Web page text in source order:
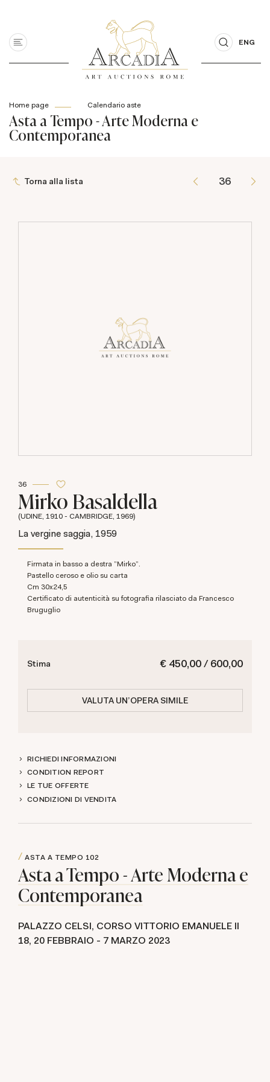
ENG
Home page Calendario aste
Asta a Tempo - Arte Moderna e
Contemporanea
Torna alla lista
36
Mirko Basaldella
(UDINE, 1910 - CAMBRIDGE, 1969)
La vergine saggia, 1959
Firmata in basso a destra "Mirko".
Pastello ceroso e olio su carta
cm 30x24,5
Certificato di autenticità su fotografia rilasciato da Francesco
Bruguglio
€ 450,00 / 600,00
Stima
VALUTA UN'OPERA SIMILE
RICHIEDI INFORMAZIONI
CONDITION REPORT
LE TUE OFFERTE
CONDIZIONI DI VENDITA
ASTA A TEMPO 102
Asta a Tempo - Arte Moderna e
Contemporanea
PALAZZO CELSI, CORSO VITTORIO EMANUELE II
18, 20 FEBBRAIO - 7 MARZO 2023